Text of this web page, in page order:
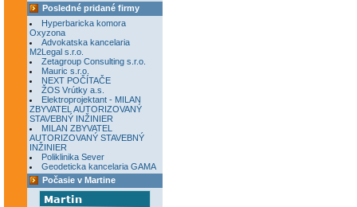
Posledné pridané firmy
Hyperbaricka komora
Oxyzona
Advokatska kancelaria
M2Legal s.r.o.
Zetagroup Consulting s.r.o.
Mauric s.r.o.
NEXT POČÍTAČE
ŽOS Vrútky a.s.
Elektroprojektant - MILAN
ZBYVATEL AUTORIZOVANÝ
STAVEBNÝ INŽINIER
MILAN ZBYVATEL
AUTORIZOVANÝ STAVEBNÝ
INŽINIER
Poliklinika Sever
Geodeticka kancelaria GAMA
Počasie v Martine